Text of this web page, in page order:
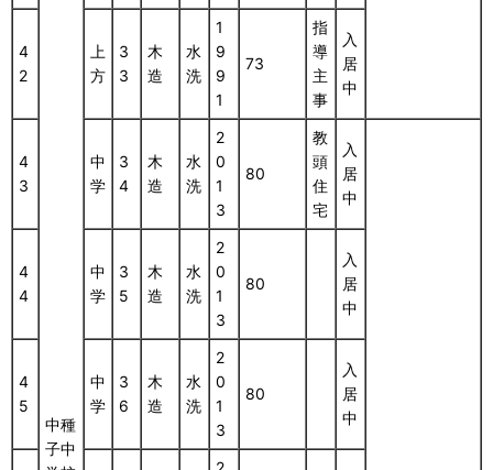
中種
子中
4
2
上
方
3
3
木
造
水
洗
1
9
9
1
73
指
導
主
事
入
居
中
4
3
中
学
3
4
木
造
水
洗
2
0
1
3
80
教
頭
住
宅
入
居
中
4
4
中
学
3
5
木
造
水
洗
2
0
1
3
80
入
居
中
4
5
中
学
3
6
木
造
水
洗
2
0
1
3
80
入
居
中